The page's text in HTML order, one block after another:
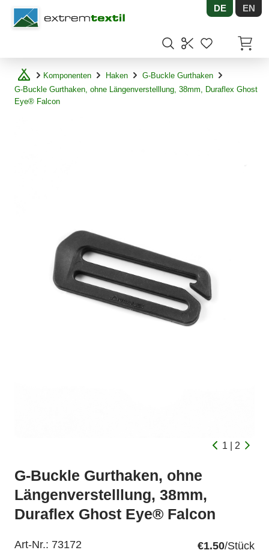
Shopware DE EN
Komponenten Haken
G-Buckle Gurthaken
G-Buckle Gurthaken, ohne Längenverstelllung, 38mm, Duraflex Ghost
Eye® Falcon
1 | 2
G-Buckle Gurthaken, ohne
Längenverstelllung, 38mm,
Duraflex Ghost Eye® Falcon
Art-Nr.: 73172 €1.50/Stück